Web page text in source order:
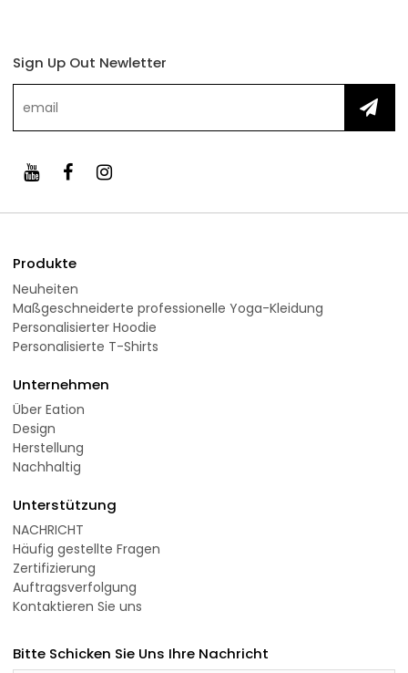
Sign Up Out Newletter
Produkte
Neuheiten
Maßgeschneiderte professionelle Yoga-Kleidung
Personalisierter Hoodie
Personalisierte T-Shirts
Unternehmen
Über Eation
Design
Herstellung
Nachhaltig
Unterstützung
NACHRICHT
Häufig gestellte Fragen
Zertifizierung
Auftragsverfolgung
Kontaktieren Sie uns
Bitte Schicken Sie Uns Ihre Nachricht